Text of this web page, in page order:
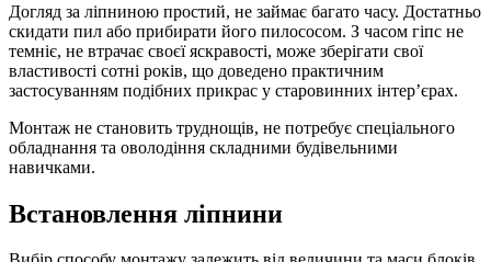
Догляд за ліпниною простий, не займає багато часу. Достатньо
скидати пил або прибирати його пилососом. З часом гіпс не
темніє, не втрачає своєї яскравості, може зберігати свої
властивості сотні років, що доведено практичним
застосуванням подібних прикрас у старовинних інтер’єрах.
Монтаж не становить труднощів, не потребує спеціального
обладнання та оволодіння складними будівельними
навичками.
Встановлення ліпнини